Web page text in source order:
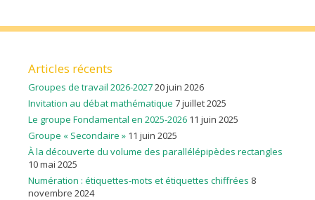
Articles récents
Groupes de travail 2026-202720 juin 2026
Invitation au débat mathématique 7 juillet 2025
Le groupe Fondamental en 2025-2026 11 juin 2025
Groupe « Secondaire » 11 juin 2025
À la découverte du volume des parallélépipèdes rectangles
10 mai 2025
Numération : étiquettes-mots et étiquettes chiffrées 8
novembre 2024